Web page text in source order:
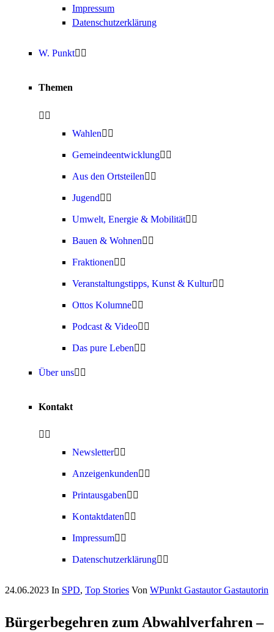
Impressum
Datenschutzerklärung
W. Punkt
Themen
Wahlen
Gemeindeentwicklung
Aus den Ortsteilen
Jugend
Umwelt, Energie & Mobilität
Bauen & Wohnen
Fraktionen
Veranstaltungstipps, Kunst & Kultur
Ottos Kolumne
Podcast & Video
Das pure Leben
Über uns
Kontakt
Newsletter
Anzeigenkunden
Printausgaben
Kontaktdaten
Impressum
Datenschutzerklärung
24.06.2023 In SPD, Top Stories Von WPunkt Gastautor Gastautorin
Bürgerbegehren zum Abwahlverfahren –